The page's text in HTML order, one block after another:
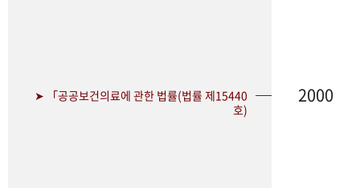
➤ 「공공보건의료에 관한 법률(법률 제15440
호)
2000